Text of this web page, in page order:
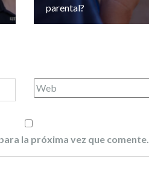
parental?
la próxima vez que comente.